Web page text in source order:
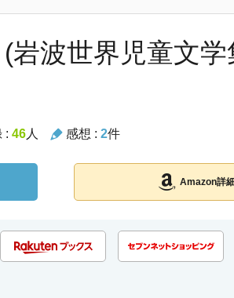
波世界児童文学
: 46人 感想 : 2件
Amazon詳